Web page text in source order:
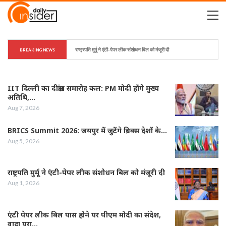
BREAKING NEWS राष्ट्रपति मुर्मू ने एंटी-पेपर लीक संशोधन बिल को मंजूरी दी
IIT दिल्ली का दीक्षांत समारोह कल: PM मोदी होंगे मुख्य
अतिथि,…
Aug 7, 2026
BRICS Summit 2026: जयपुर में जुटेंगे ब्रिक्स देशों के…
Aug 5, 2026
राष्ट्रपति मुर्मू ने एंटी-पेपर लीक संशोधन बिल को मंजूरी दी
Aug 1, 2026
एंटी पेपर लीक बिल पास होने पर पीएम मोदी का संदेश,
वादा पूरा…